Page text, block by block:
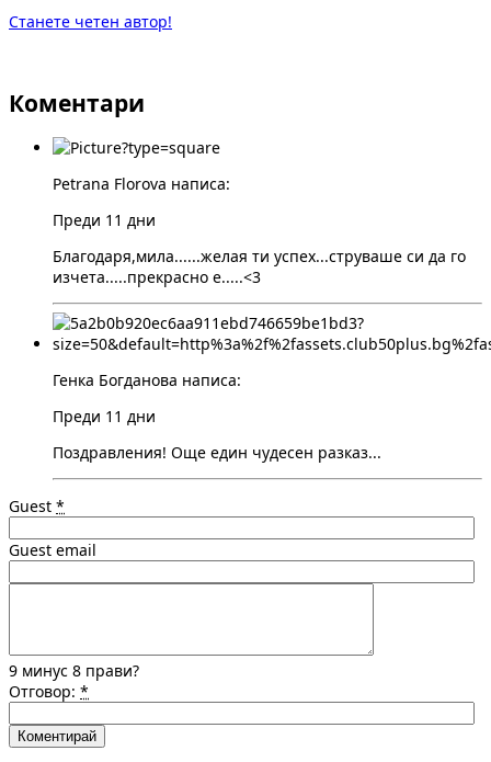
Станете четен автор!
Коментари
Petrana Florova написа:
Преди 11 дни
Благодаря,мила......желая ти успех...струваше си да го
изчета.....прекрасно е.....<3
Генка Богданова написа:
Преди 11 дни
Поздравления! Още един чудесен разказ...
Guest *
Guest email
9 минус 8 прави?
Отговор: *